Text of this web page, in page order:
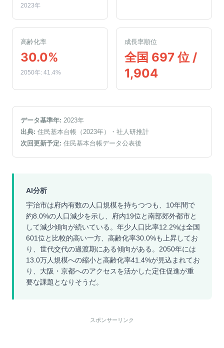
2023年
高齢化率
30.0%
2050年: 41.4%
成長率順位
全国 697 位 /
1,904
データ基準年: 2023年
出典: 住民基本台帳（2023年）
・社人研推計
次回更新予定: 住民基本台帳データ公表後
AI分析
宇治市は府内有数の人口規模を持ちつつも、10年間で
約8.0%の人口減少を示し、府内19位と南部郊外都市と
して減少傾向が続いている。年少人口比率12.2%は全国
601位と比較的高い一方、高齢化率30.0%も上昇してお
り、世代交代の過渡期にある傾向がある。2050年には
13.0万人規模への縮小と高齢化率41.4%が見込まれてお
り、大阪・京都へのアクセスを活かした定住促進が重
要な課題となりそうだ。
スポンサーリンク